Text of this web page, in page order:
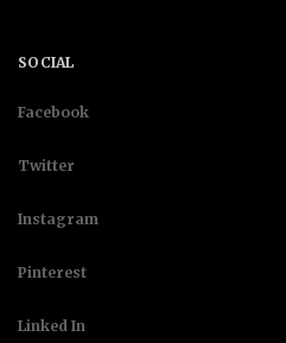
SOCIAL
Facebook
Twitter
Instagram
Pinterest
Linked In